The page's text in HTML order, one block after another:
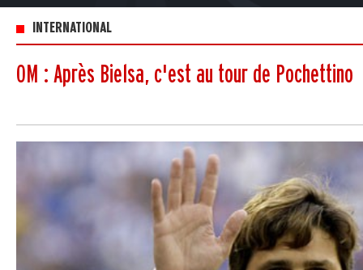
INTERNATIONAL
OM : Après Bielsa, c'est au tour de Pochettino